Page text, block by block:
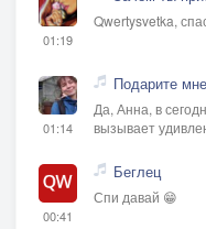
01:19
Qwertysvetka,
01:14
Подарите
Да, Анна, в
вызывает
00:41
Беглец
Спи давай 😁